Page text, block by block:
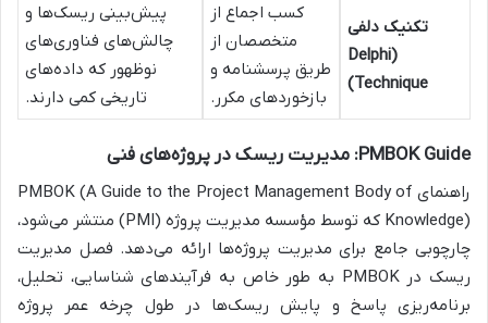
تکنیک دلفی
(Delphi
Technique)
کسب اجماع از
متخصصان از
طریق پرسشنامه و
بازخوردهای مکرر.
پیش‌بینی ریسک‌ها و
چالش‌های فناوری‌های
نوظهور که داده‌های
تاریخی کمی دارند.
PMBOK Guide: مدیریت ریسک در پروژه‌های فنی
راهنمای PMBOK (A Guide to the Project Management Body of
Knowledge) که توسط مؤسسه مدیریت پروژه (PMI) منتشر می‌شود،
چارچوبی جامع برای مدیریت پروژه‌ها ارائه می‌دهد. فصل مدیریت
ریسک در PMBOK به طور خاص به فرآیندهای شناسایی، تحلیل،
برنامه‌ریزی پاسخ و پایش ریسک‌ها در طول چرخه عمر پروژه